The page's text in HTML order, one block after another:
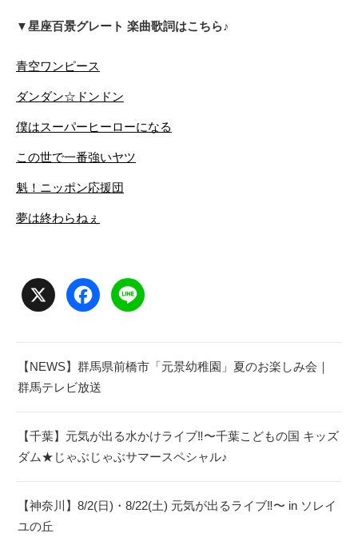
▼星座百景グレート 楽曲歌詞はこちら♪
青空ワンピース
ダンダン☆ドンドン
僕はスーパーヒーローになる
この世で一番強いヤツ
魁！ニッポン応援団
夢は終わらねぇ
X Facebook
【NEWS】群馬県前橋市「元景幼稚園」夏のお楽しみ会｜
群馬テレビ放送
【千葉】元気が出る水かけライブ‼︎〜千葉こどもの国 キッズ
ダム★じゃぶじゃぶサマースペシャル♪
【神奈川】8/2(日)・8/22(土) 元気が出るライブ‼︎〜 in ソレイ
ユの丘